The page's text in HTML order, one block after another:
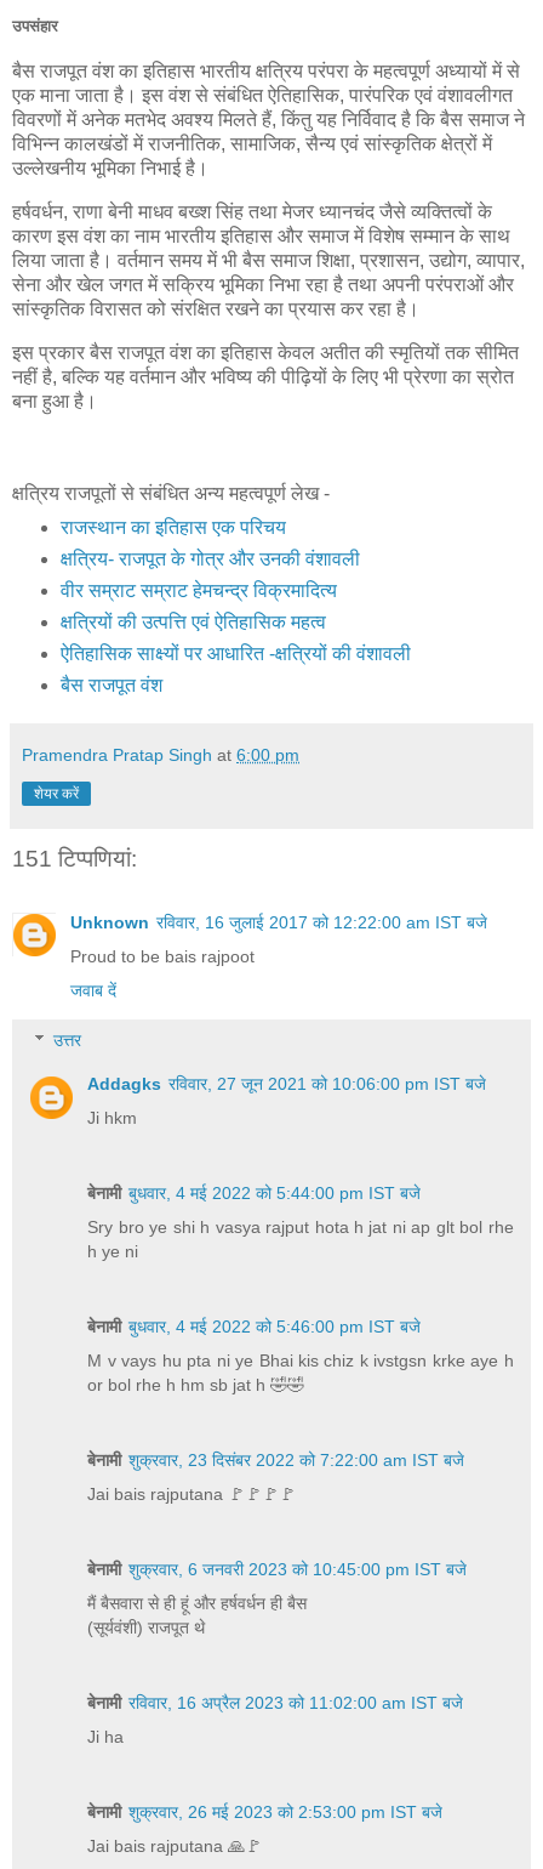
उपसंहार
बैस राजपूत वंश का इतिहास भारतीय क्षत्रिय परंपरा के महत्वपूर्ण अध्यायों में से
एक माना जाता है। इस वंश से संबंधित ऐतिहासिक, पारंपरिक एवं वंशावलीगत
विवरणों में अनेक मतभेद अवश्य मिलते हैं, किंतु यह निर्विवाद है कि बैस समाज ने
विभिन्न कालखंडों में राजनीतिक, सामाजिक, सैन्य एवं सांस्कृतिक क्षेत्रों में
उल्लेखनीय भूमिका निभाई है।
हर्षवर्धन, राणा बेनी माधव बख्श सिंह तथा मेजर ध्यानचंद जैसे व्यक्तित्वों के
कारण इस वंश का नाम भारतीय इतिहास और समाज में विशेष सम्मान के साथ
लिया जाता है। वर्तमान समय में भी बैस समाज शिक्षा, प्रशासन, उद्योग, व्यापार,
सेना और खेल जगत में सक्रिय भूमिका निभा रहा है तथा अपनी परंपराओं और
सांस्कृतिक विरासत को संरक्षित रखने का प्रयास कर रहा है।
इस प्रकार बैस राजपूत वंश का इतिहास केवल अतीत की स्मृतियों तक सीमित
नहीं है, बल्कि यह वर्तमान और भविष्य की पीढ़ियों के लिए भी प्रेरणा का स्रोत
बना हुआ है।
क्षत्रिय राजपूतों से संबंधित अन्य महत्वपूर्ण लेख -
राजस्थान का इतिहास एक परिचय
क्षत्रिय- राजपूत के गोत्र और उनकी वंशावली
वीर सम्राट सम्राट हेमचन्द्र विक्रमादित्य
क्षत्रियों की उत्पत्ति एवं ऐतिहासिक महत्व
ऐतिहासिक साक्ष्यों पर आधारित -क्षत्रियों की वंशावली
बैस राजपूत वंश
Pramendra Pratap Singh at 6:00 pm
शेयर करें
151 टिप्‍पणियां:
Unknown रविवार, 16 जुलाई 2017 को 12:22:00 am IST बजे
Proud to be bais rajpoot
जवाब दें
उत्तर
Addagks रविवार, 27 जून 2021 को 10:06:00 pm IST बजे
Ji hkm
बेनामी बुधवार, 4 मई 2022 को 5:44:00 pm IST बजे
Sry bro ye shi h vasya rajput hota h jat ni ap glt bol rhe
h ye ni
बेनामी बुधवार, 4 मई 2022 को 5:46:00 pm IST बजे
M v vays hu pta ni ye Bhai kis chiz k ivstgsn krke aye h
or bol rhe h hm sb jat h 🤣🤣
बेनामी शुक्रवार, 23 दिसंबर 2022 को 7:22:00 am IST बजे
Jai bais rajputana 🚩🚩🚩🚩
बेनामी शुक्रवार, 6 जनवरी 2023 को 10:45:00 pm IST बजे
मैं बैसवारा से ही हूं और हर्षवर्धन ही बैस
(सूर्यवंशी) राजपूत थे
बेनामी रविवार, 16 अप्रैल 2023 को 11:02:00 am IST बजे
Ji ha
बेनामी शुक्रवार, 26 मई 2023 को 2:53:00 pm IST बजे
Jai bais rajputana 🙏🚩